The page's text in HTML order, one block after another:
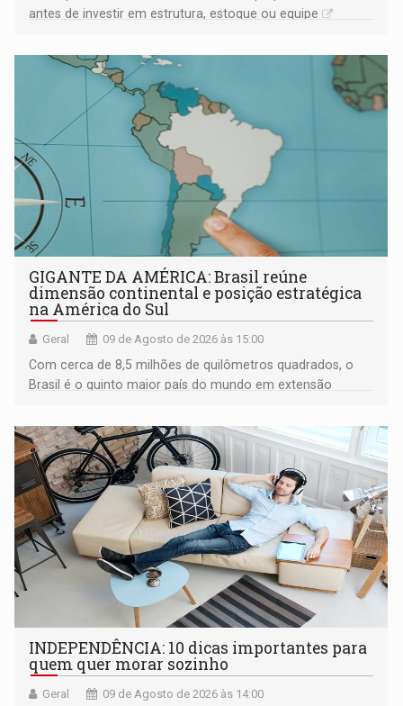
antes de investir em estrutura, estoque ou equipe
GIGANTE DA AMÉRICA: Brasil reúne
dimensão continental e posição estratégica
na América do Sul
Geral 09 de Agosto de 2026 às 15:00
Com cerca de 8,5 milhões de quilômetros quadrados, o
Brasil é o quinto maior país do mundo em extensão
INDEPENDÊNCIA: 10 dicas importantes para
quem quer morar sozinho
Geral 09 de Agosto de 2026 às 14:00